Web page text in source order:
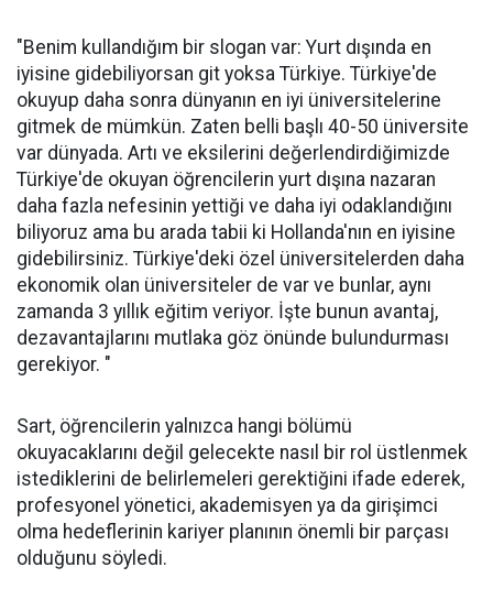
"Benim kullandığım bir slogan var: Yurt dışında en
iyisine gidebiliyorsan git yoksa Türkiye. Türkiye'de
okuyup daha sonra dünyanın en iyi üniversitelerine
gitmek de mümkün. Zaten belli başlı 40-50 üniversite
var dünyada. Artı ve eksilerini değerlendirdiğimizde
Türkiye'de okuyan öğrencilerin yurt dışına nazaran
daha fazla nefesinin yettiği ve daha iyi odaklandığını
biliyoruz ama bu arada tabii ki Hollanda'nın en iyisine
gidebilirsiniz. Türkiye'deki özel üniversitelerden daha
ekonomik olan üniversiteler de var ve bunlar, aynı
zamanda 3 yıllık eğitim veriyor. İşte bunun avantaj,
dezavantajlarını mutlaka göz önünde bulundurması
gerekiyor. "
Sart, öğrencilerin yalnızca hangi bölümü
okuyacaklarını değil gelecekte nasıl bir rol üstlenmek
istediklerini de belirlemeleri gerektiğini ifade ederek,
profesyonel yönetici, akademisyen ya da girişimci
olma hedeflerinin kariyer planının önemli bir parçası
olduğunu söyledi.